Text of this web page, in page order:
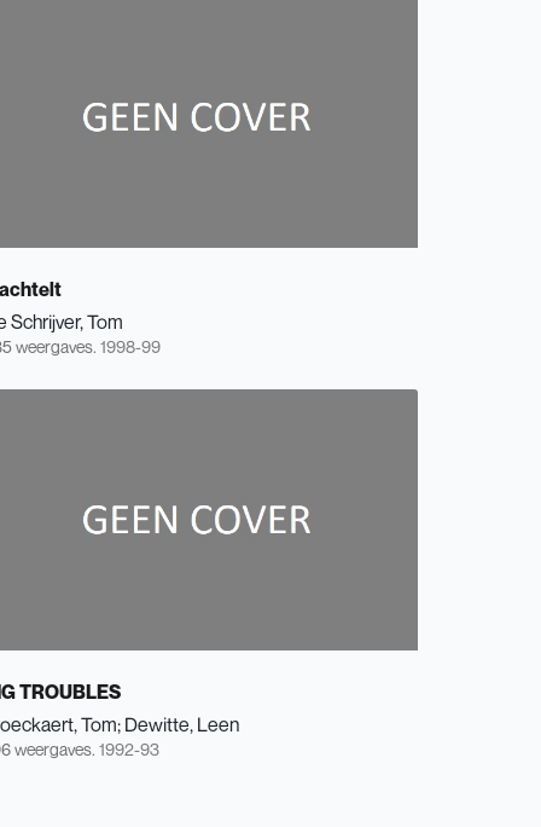
Schrijver, Tom
weergaves. 1998-99
TROUBLES
Tom Dewitte, Leen
weergaves. 1992-93